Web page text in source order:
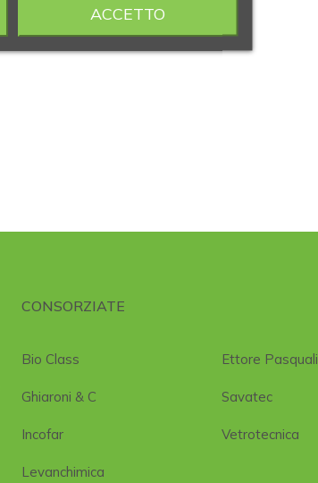
CONSORZIATE
Bio Class
Ghiaroni & C
Incofar
Levanchimica
Ettore Pasquali
Savatec
Vetrotecnica
ACCETTO